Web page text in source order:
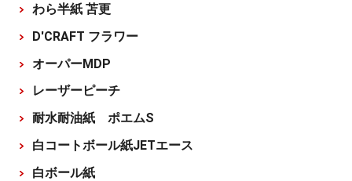
わら半紙 苫更
D'CRAFT フラワー
オーパーMDP
レーザーピーチ
耐水耐油紙 ポエムS
白コートボール紙JETエース
白ボール紙